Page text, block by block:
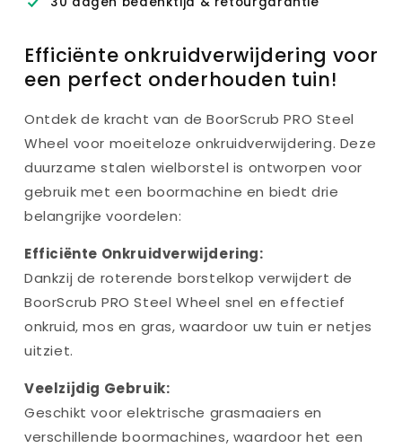
Efficiënte onkruidverwijdering voor
een perfect onderhouden tuin!
Ontdek de kracht van de BoorScrub PRO Steel
Wheel voor moeiteloze onkruidverwijdering. Deze
duurzame stalen wielborstel is ontworpen voor
gebruik met een boormachine en biedt drie
belangrijke voordelen:
Efficiënte Onkruidverwijdering:
Dankzij de roterende borstelkop verwijdert de
BoorScrub PRO Steel Wheel snel en effectief
onkruid, mos en gras, waardoor uw tuin er netjes
uitziet.
Veelzijdig Gebruik:
Geschikt voor elektrische grasmaaiers en
verschillende boormachines, waardoor het een